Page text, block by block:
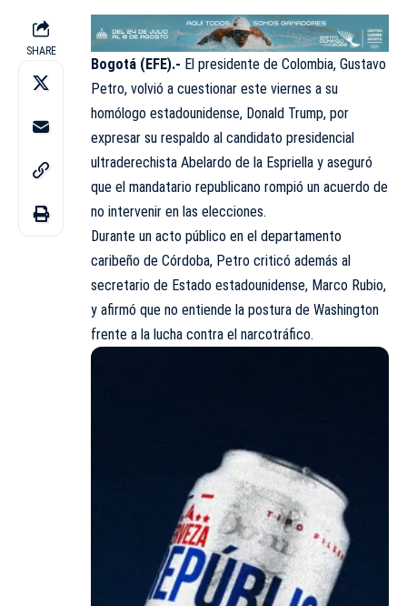
SHARE
Bogotá (EFE).- El presidente de Colombia, Gustavo
Petro, volvió a cuestionar este viernes a su
homólogo estadounidense, Donald Trump, por
expresar su respaldo al candidato presidencial
ultraderechista Abelardo de la Espriella y aseguró
que el mandatario republicano rompió un acuerdo de
no intervenir en las elecciones.
Durante un acto público en el departamento
caribeño de Córdoba, Petro criticó además al
secretario de Estado estadounidense, Marco Rubio,
y afirmó que no entiende la postura de Washington
frente a la lucha contra el narcotráfico.